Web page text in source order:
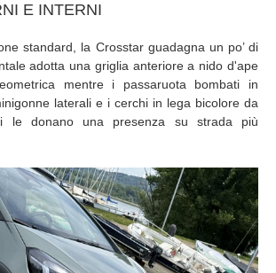
E INTERNI
standard, la Crosstar guadagna un po’ di
adotta una griglia anteriore a nido d'ape
mentre i passaruota bombati in
laterali e i cerchi in lega bicolore da
le donano una presenza su strada più